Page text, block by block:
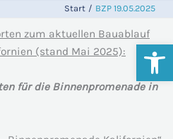
Start BZP 19.05.2025
zum aktuellen Bauablauf
(stand Mai 2025):
für die Binnenpromenade in